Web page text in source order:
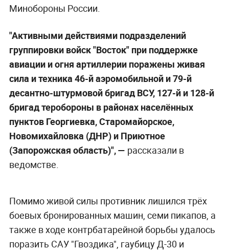
Минобороны России.
"Активными действиями подразделений
группировки войск "Восток" при поддержке
авиации и огня артиллерии поражены живая
сила и техника 46-й аэромобильной и 79-й
десантно-штурмовой бригад ВСУ, 127-й и 128-й
бригад теробороны в районах населённых
пунктов Георгиевка, Старомайорское,
Новомихайловка (ДНР) и Приютное
(Запорожская область)", — рассказали в
ведомстве.
Помимо живой силы противник лишился трёх
боевых бронированных машин, семи пикапов, а
также в ходе контрбатарейной борьбы удалось
поразить САУ "Гвоздика", гаубицу Д-30 и